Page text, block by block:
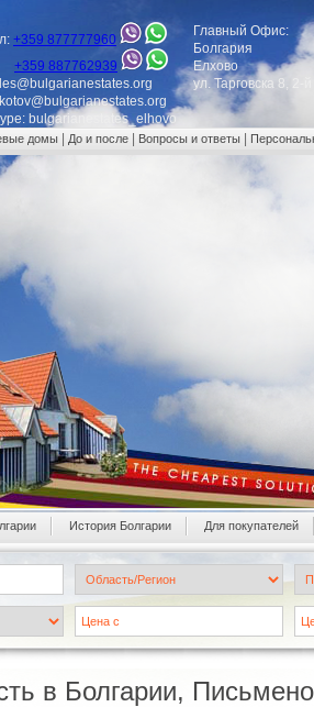
+359 877777960
+359 887762939
bulgarianestates_elhovo
Главный Офис:
Болгария
Елхово
ул. Тарговска 8, 2-й
домы До и после Вопросы и ответы
История Болгарии Для покупателей
в Болгарии,